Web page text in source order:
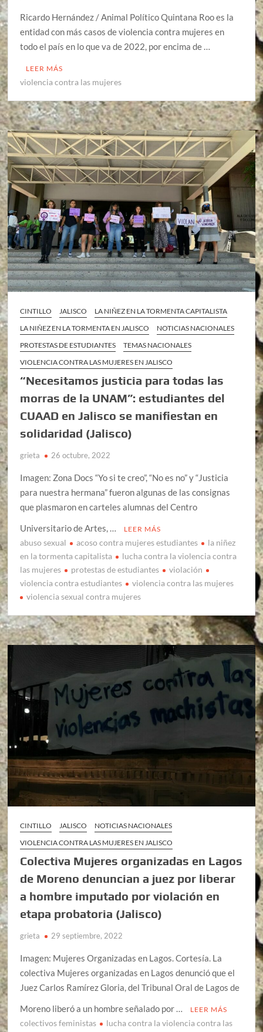
Ricardo Hernández / Animal Político Quintana Roo es la
entidad con más casos de violencia contra mujeres en
todo el país en lo que va de 2022, por encima de …
LEER MÁS
violencia contra las mujeres
CINTILLO JALISCO
LA NIÑEZ EN LA TORMENTA CAPITALISTA
LA NIÑEZ EN LA TORMENTA EN JALISCO
NOTICIAS NACIONALES
PROTESTAS DE ESTUDIANTES
TEMAS NACIONALES
VIOLENCIA CONTRA LAS MUJERES EN JALISCO
“Necesitamos justicia para todas las
morras de la UNAM”: estudiantes del
CUAAD en Jalisco se manifiestan en
solidaridad (Jalisco)
grieta 26 octubre, 2022
Imagen: Zona Docs “Yo si te creo”, “No es no” y “Justicia
para nuestra hermana” fueron algunas de las consignas
que plasmaron en carteles alumnas del Centro
Universitario de Artes, …
LEER MÁS
abuso sexual acoso contra mujeres estudiantes
la niñez
en la tormenta capitalista
lucha contra la violencia contra
las mujeres
protestas de estudiantes
violación
violencia contra estudiantes
violencia contra las mujeres
violencia sexual contra mujeres
CINTILLO JALISCO
NOTICIAS NACIONALES
VIOLENCIA CONTRA LAS MUJERES EN JALISCO
Colectiva Mujeres organizadas en Lagos
de Moreno denuncian a juez por liberar
a hombre imputado por violación en
etapa probatoria (Jalisco)
grieta 29 septiembre, 2022
Imagen: Mujeres Organizadas en Lagos. Cortesía. La
colectiva Mujeres organizadas en Lagos denunció que el
Juez Carlos Ramírez Gloria, del Tribunal Oral de Lagos de
Moreno liberó a un hombre señalado por …
LEER MÁS
colectivos feministas
lucha contra la violencia contra las